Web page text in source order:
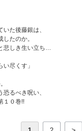
た後藤銀は、
たのか。
悲しき生い立ち…
い尽くす」
るべき呪い、
１０巻!!